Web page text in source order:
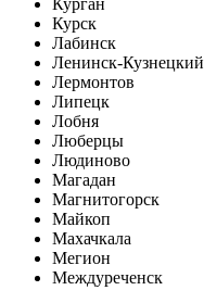
Курск
Лабинск
Ленинск-Кузнецкий
Лермонтов
Липецк
Лобня
Люберцы
Людиново
Магадан
Магнитогорск
Майкоп
Махачкала
Мегион
Междуреченск